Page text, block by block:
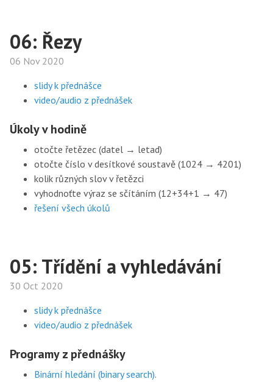
06: Řezy
06 Nov 2020
slidy k přednášce
video/audio z přednášek
Úkoly v hodině
otočte řetězec (datel → letad)
otočte číslo v desítkové soustavě (1024 → 4201)
kolik různých slov v řetězci
vyhodnoťte výraz se sčítáním (12+34+1 → 47)
řešení všech úkolů
05: Třídění a vyhledávání
30 Oct 2020
slidy k přednášce
video/audio z přednášek
Programy z přednášky
Binární hledání (binary search).